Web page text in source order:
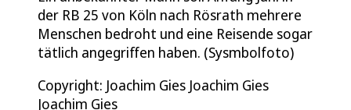
der RB 25 von Köln nach Rösrath mehrere
Menschen bedroht und eine Reisende sogar
tätlich angegriffen haben. (Sysmbolfoto)
Copyright: Joachim Gies Joachim Gies
Joachim Gies